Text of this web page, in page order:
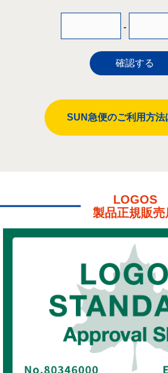
-
確認する
SUN急便のご利用方法
LOGOS
製品正規販売